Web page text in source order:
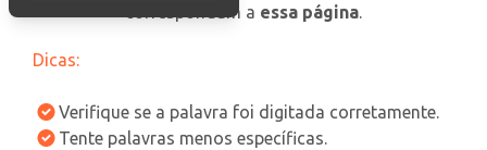
correspondam a essa página.
Dicas:
Verifique se a palavra foi digitada corretamente.
Tente palavras menos específicas.